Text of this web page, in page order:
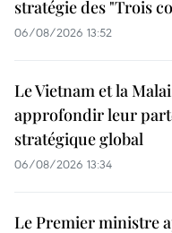
stratégie des "Trois
06/08/2026 13:52
Le Vietnam et la
approfondir leur
stratégique global
06/08/2026 13:34
Le Premier ministre